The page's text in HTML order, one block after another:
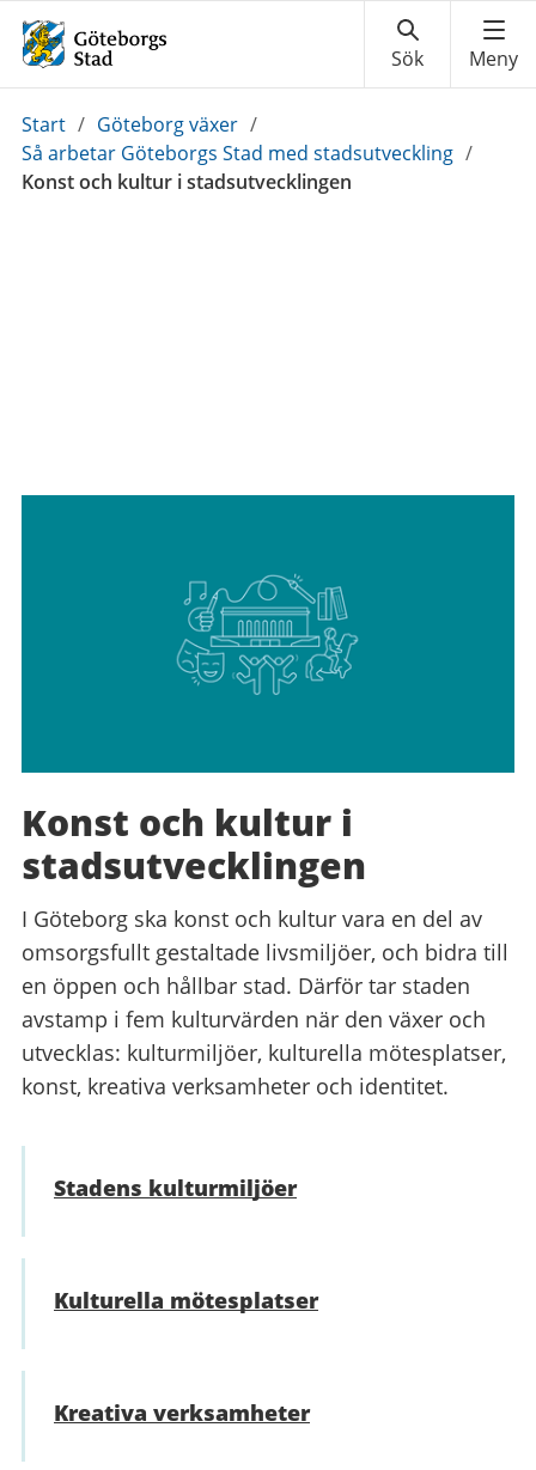
Du
är
här:
Start / Göteborg växer /
Så arbetar Göteborgs Stad med stadsutveckling /
Konst och kultur i stadsutvecklingen
Konst och kultur i
stadsutvecklingen
I Göteborg ska konst och kultur vara en del av
omsorgsfullt gestaltade livsmiljöer, och bidra till
en öppen och hållbar stad. Därför tar staden
avstamp i fem kulturvärden när den växer och
utvecklas: kulturmiljöer, kulturella mötesplatser,
konst, kreativa verksamheter och identitet.
Stadens kulturmiljöer
Kulturella mötesplatser
Kreativa verksamheter